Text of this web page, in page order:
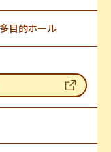
目的ホール